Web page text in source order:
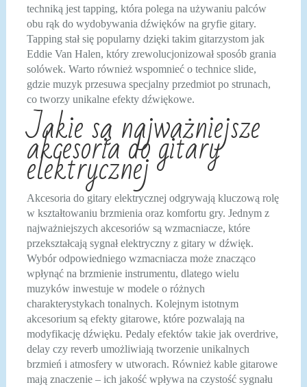
techniką jest tapping, która polega na używaniu palców
obu rąk do wydobywania dźwięków na gryfie gitary.
Tapping stał się popularny dzięki takim gitarzystom jak
Eddie Van Halen, który zrewolucjonizował sposób grania
solówek. Warto również wspomnieć o technice slide,
gdzie muzyk przesuwa specjalny przedmiot po strunach,
co tworzy unikalne efekty dźwiękowe.
Jakie są najważniejsze
akcesoria do gitary
elektrycznej
Akcesoria do gitary elektrycznej odgrywają kluczową rolę
w kształtowaniu brzmienia oraz komfortu gry. Jednym z
najważniejszych akcesoriów są wzmacniacze, które
przekształcają sygnał elektryczny z gitary w dźwięk.
Wybór odpowiedniego wzmacniacza może znacząco
wpłynąć na brzmienie instrumentu, dlatego wielu
muzyków inwestuje w modele o różnych
charakterystykach tonalnych. Kolejnym istotnym
akcesorium są efekty gitarowe, które pozwalają na
modyfikację dźwięku. Pedaly efektów takie jak overdrive,
delay czy reverb umożliwiają tworzenie unikalnych
brzmień i atmosfery w utworach. Również kable gitarowe
mają znaczenie – ich jakość wpływa na czystość sygnału